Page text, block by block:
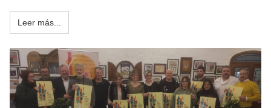
Leer más...